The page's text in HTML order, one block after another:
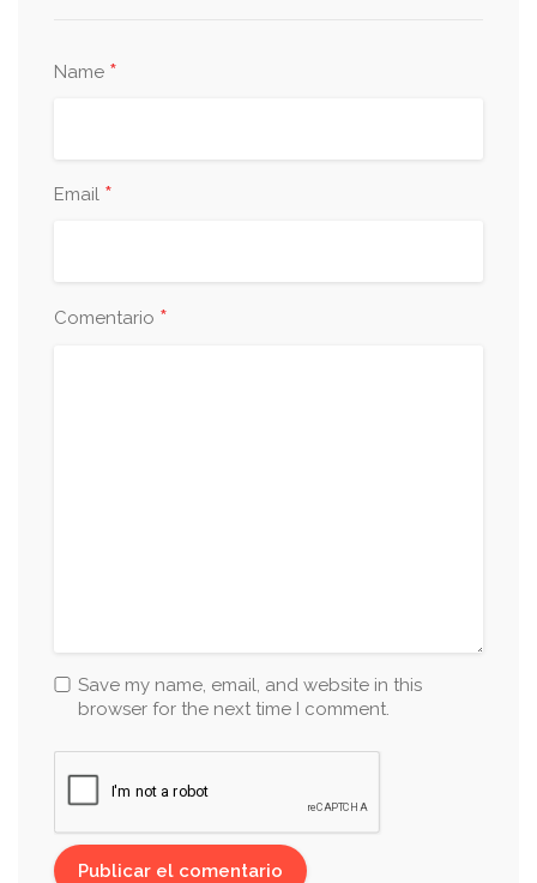
Name *
Email *
Comentario *
Save my name, email, and website in this
browser for the next time I comment.